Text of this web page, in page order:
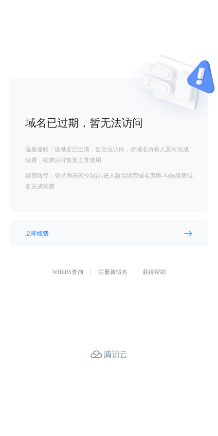
域名已过期，暂无法访问
温馨提醒：该域名已过期，暂无法访问，请域名所有人及时完成
续费，续费后可恢复正常使用
续费路径：登录腾讯云控制台-进入急需续费域名页面-勾选续费域
名完成续费
立即续费
WHOIS查询 注册新域名 获得帮助